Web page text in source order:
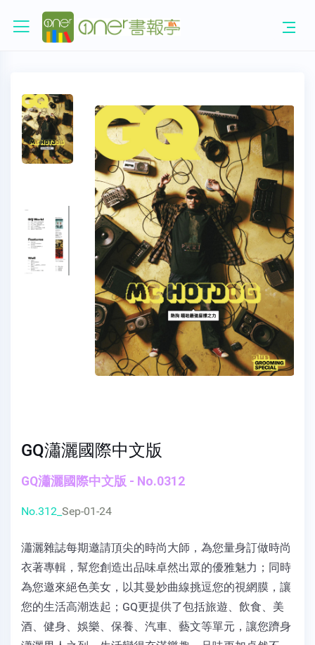
GQ瀟灑國際中文版
GQ瀟灑國際中文版 - No.0312
No.312_ Sep-01-24
瀟灑雜誌每期邀請頂尖的時尚大師，為您量身訂做時尚
衣著專輯，幫您創造出品味卓然出眾的優雅魅力；同時
為您邀來絕色美女，以其曼妙曲線挑逗您的視網膜，讓
您的生活高潮迭起；GQ更提供了包括旅遊、飲食、美
酒、健身、娛樂、保養、汽車、藝文等單元，讓您躋身